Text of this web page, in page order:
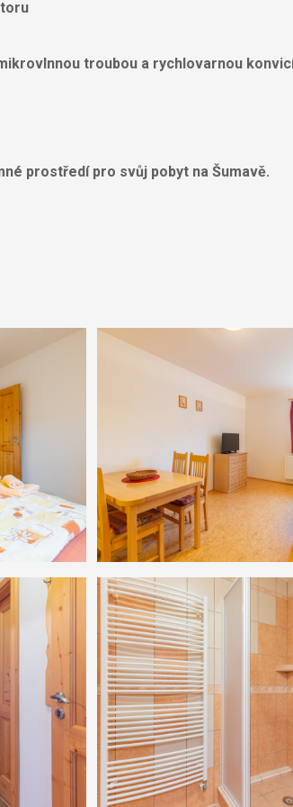
troubou a rychlovarnou
prostředí pro svůj pobyt na Šumavě.